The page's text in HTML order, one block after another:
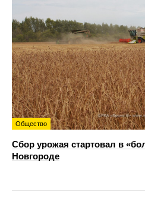
Общество
Сбор урожая стартовал в
Новгороде